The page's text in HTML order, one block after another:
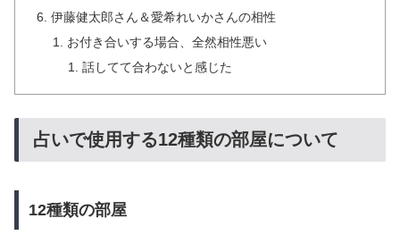
伊藤健太郎さん＆愛希れいかさんの相性
お付き合いする場合、全然相性悪い
話してて合わないと感じた
占いで使用する12種類の部屋について
12種類の部屋